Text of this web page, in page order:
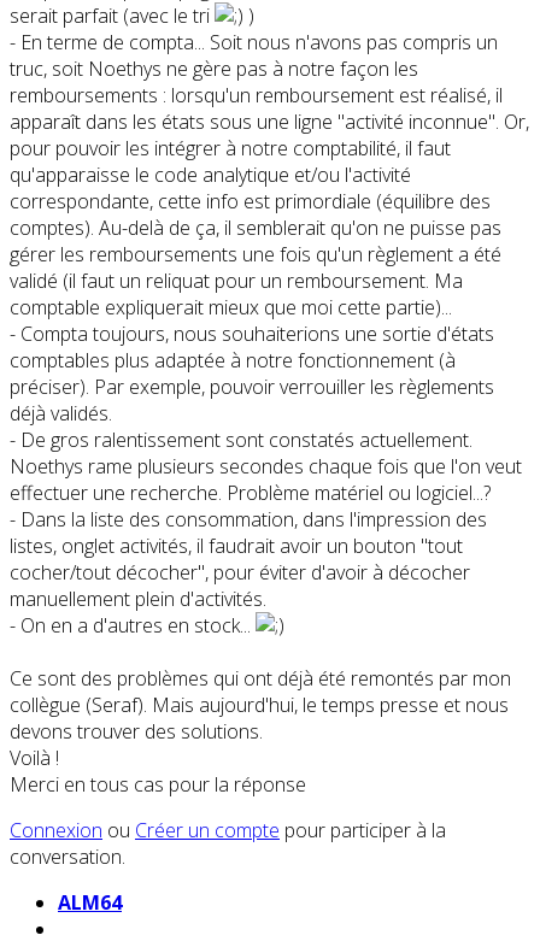
serait parfait (avec le tri
)
- En terme de compta... Soit nous n'avons pas compris un
truc, soit Noethys ne gère pas à notre façon les
remboursements : lorsqu'un remboursement est réalisé, il
apparaît dans les états sous une ligne "activité inconnue". Or,
pour pouvoir les intégrer à notre comptabilité, il faut
qu'apparaisse le code analytique et/ou l'activité
correspondante, cette info est primordiale (équilibre des
comptes). Au-delà de ça, il semblerait qu'on ne puisse pas
gérer les remboursements une fois qu'un règlement a été
validé (il faut un reliquat pour un remboursement. Ma
comptable expliquerait mieux que moi cette partie)...
- Compta toujours, nous souhaiterions une sortie d'états
comptables plus adaptée à notre fonctionnement (à
préciser). Par exemple, pouvoir verrouiller les règlements
déjà validés.
- De gros ralentissement sont constatés actuellement.
Noethys rame plusieurs secondes chaque fois que l'on veut
effectuer une recherche. Problème matériel ou logiciel...?
- Dans la liste des consommation, dans l'impression des
listes, onglet activités, il faudrait avoir un bouton "tout
cocher/tout décocher", pour éviter d'avoir à décocher
manuellement plein d'activités.
- On en a d'autres en stock...
Ce sont des problèmes qui ont déjà été remontés par mon
collègue (Seraf). Mais aujourd'hui, le temps presse et nous
devons trouver des solutions.
Voilà !
Merci en tous cas pour la réponse
Connexion ou Créer un compte pour participer à la
conversation.
ALM64